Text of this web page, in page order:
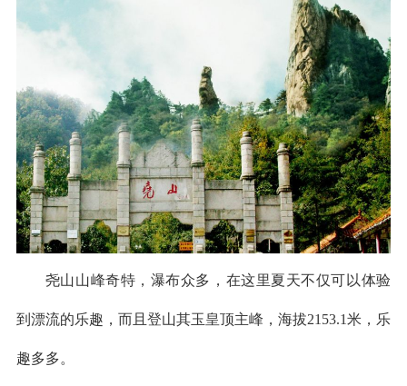
尧山山峰奇特，瀑布众多，在这里夏天不仅可以体验
到漂流的乐趣，而且登山其玉皇顶主峰，海拔2153.1米，乐
趣多多。